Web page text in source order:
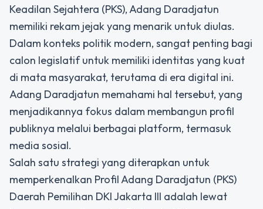
Keadilan Sejahtera (PKS), Adang Daradjatun
memiliki rekam jejak yang menarik untuk diulas.
Dalam konteks politik modern, sangat penting bagi
calon legislatif untuk memiliki identitas yang kuat
di mata masyarakat, terutama di era digital ini.
Adang Daradjatun memahami hal tersebut, yang
menjadikannya fokus dalam membangun profil
publiknya melalui berbagai platform, termasuk
media sosial.
Salah satu strategi yang diterapkan untuk
memperkenalkan Profil Adang Daradjatun (PKS)
Daerah Pemilihan DKI Jakarta III adalah lewat